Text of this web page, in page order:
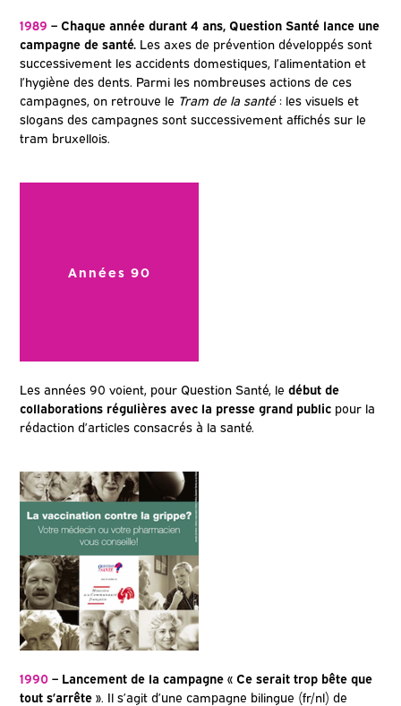
1989 – Chaque année durant 4 ans, Question Santé lance une
campagne de santé. Les axes de prévention développés sont
successivement les accidents domestiques, l’alimentation et
l’hygiène des dents. Parmi les nombreuses actions de ces
campagnes, on retrouve le Tram de la santé: les visuels et
slogans des campagnes sont successivement affichés sur le
tram bruxellois.
Années 90
Les années 90 voient, pour Question Santé, ledébut de
collaborations régulières avec la presse grand public pour la
rédaction d’articles consacrés à la santé.
1990 – Lancement de la campagne « Ce serait trop bête que
tout s’arrête ». Il s’agit d’une campagne bilingue (fr/nl) de